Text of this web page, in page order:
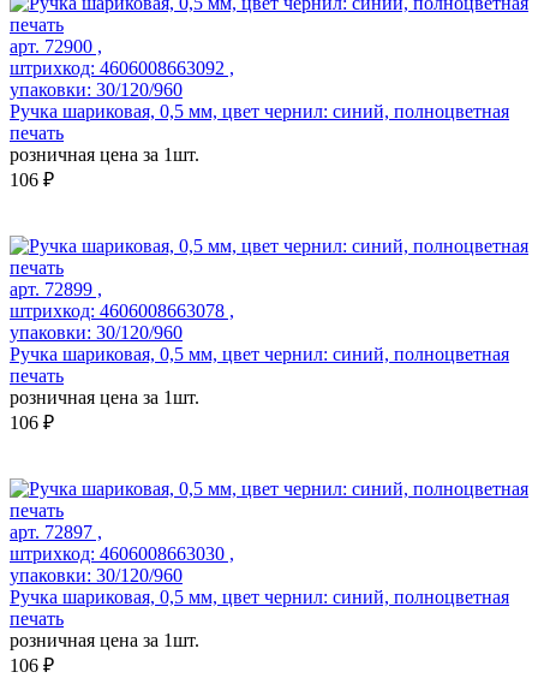
арт. 72900 ,
штрихкод: 4606008663092 ,
упаковки: 30/120/960
Ручка шариковая, 0,5 мм, цвет чернил: синий, полноцветная
печать
розничная цена за 1шт.
106 ₽
арт. 72899 ,
штрихкод: 4606008663078 ,
упаковки: 30/120/960
Ручка шариковая, 0,5 мм, цвет чернил: синий, полноцветная
печать
розничная цена за 1шт.
106 ₽
арт. 72897 ,
штрихкод: 4606008663030 ,
упаковки: 30/120/960
Ручка шариковая, 0,5 мм, цвет чернил: синий, полноцветная
печать
розничная цена за 1шт.
106 ₽